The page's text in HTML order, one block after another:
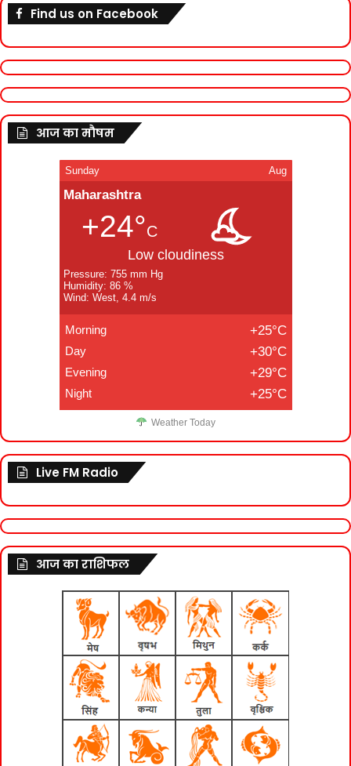
Find us on Facebook
आज का मौषम
Sunday Aug
Maharashtra
+24°C
Low cloudiness
Pressure: 755 mm Hg
Humidity: 86 %
Wind: West, 4.4 m/s
Morning +25°C
Day +30°C
Evening +29°C
Night +25°C
Weather Today
Live FM Radio
आज का राशिफल